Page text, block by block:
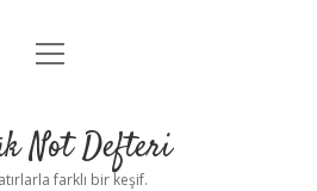
Anasayfa
Yasal Uyarı
menüyü
Not Defteri
farklı bir keşif.